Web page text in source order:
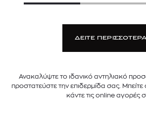
ΔΕΙΤΕ
Ανακαλύψτε το ιδανικό αντηλιακό
προστατεύστε την επιδερμίδα σας.
κάντε τις online αγορές